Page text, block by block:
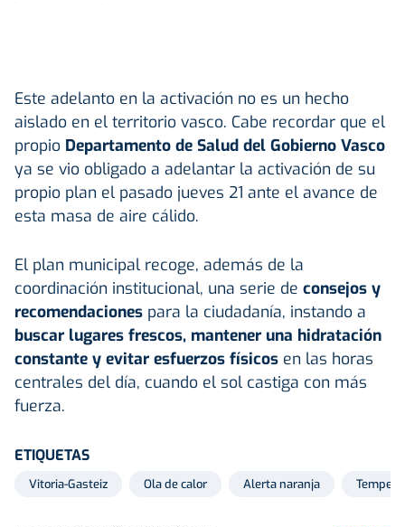
Este adelanto en la activación no es un hecho
aislado en el territorio vasco. Cabe recordar que el
propio Departamento de Salud del Gobierno Vasco
ya se vio obligado a adelantar la activación de su
propio plan el pasado jueves 21 ante el avance de
esta masa de aire cálido.
El plan municipal recoge, además de la
coordinación institucional, una serie de consejos y
recomendaciones para la ciudadanía, instando a
buscar lugares frescos, mantener una hidratación
constante y evitar esfuerzos físicos en las horas
centrales del día, cuando el sol castiga con más
fuerza.
ETIQUETAS
Vitoria-Gasteiz Ola de calor Alerta naranja